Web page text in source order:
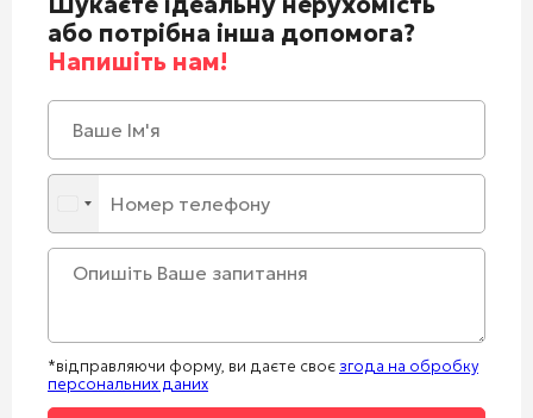
або потрібна інша допомога?
Напишіть нам!
*відправляючи форму, ви даєте своє згода на обробку
персональних даних